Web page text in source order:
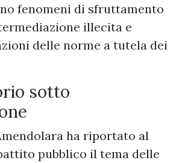
fenomeni di sfruttamento
illecita e
delle norme a tutela dei
sotto
ha riportato al
pubblico il tema delle